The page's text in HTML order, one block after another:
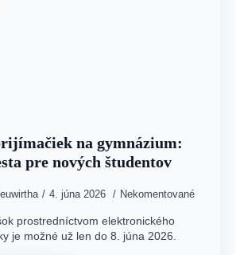
na gymnázium:
pre nových študentov
4. júna 2026 Nekomentované
prostredníctvom elektronického
je možné už len do 8. júna 2026.